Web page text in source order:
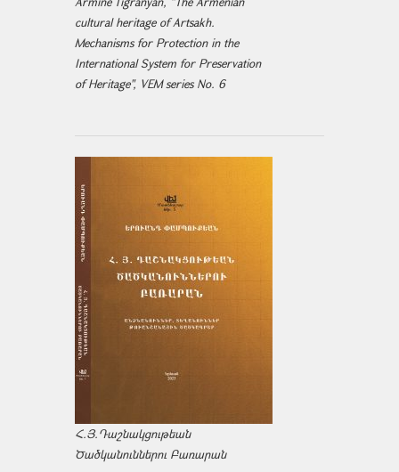
cultural heritage of Artsakh.
Mechanisms for Protection in the
International System for Preservation
of Heritage", VEM series No. 6
Հ.Յ.Դաշնակցութեան
Ծածկանուններու Բառարան